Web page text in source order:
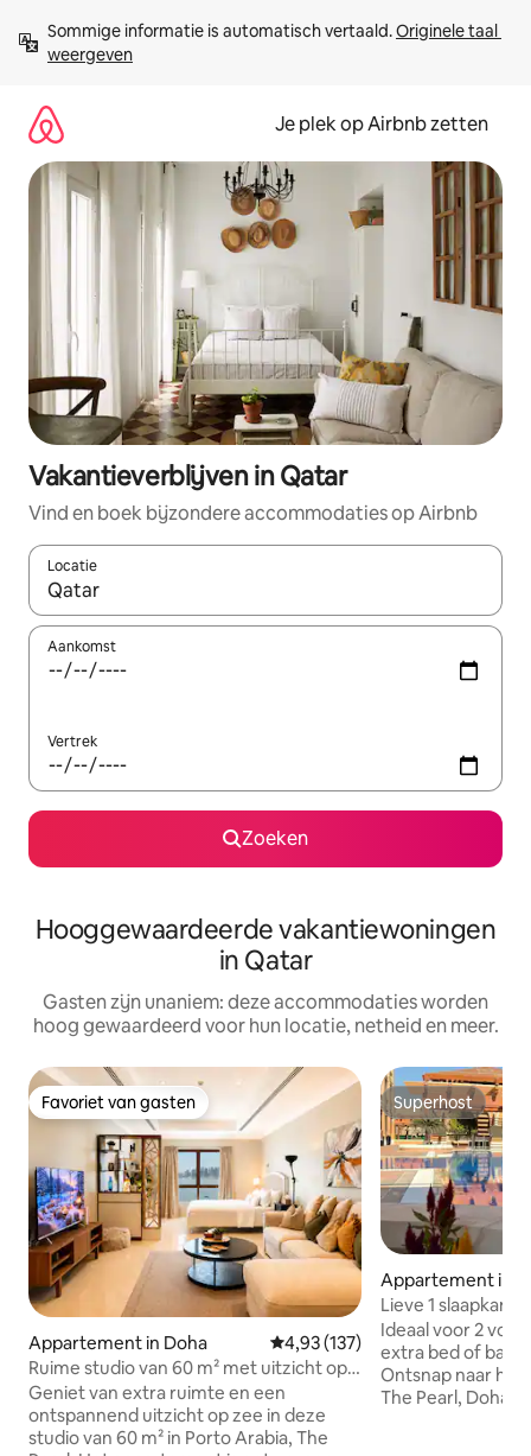
direct
naar
Sommige informatie is automatisch vertaald. Originele taal
weergeven
Je plek op Airbnb zetten
Vakantieverblijven in Qatar
Vind en boek bijzondere accommodaties op Airbnb
Locatie
Wanneer er resultaten beschikbaar zijn, maak je een keuze
Aankomst
Vertrek
Zoeken
Hooggewaardeerde vakantiewoningen
in Qatar
Gasten zijn unaniem: deze accommodaties worden
hoog gewaardeerd voor hun locatie, netheid en meer.
Favoriet van gasten
Favoriet van gasten
Appartement in Doha Gemiddelde beoordeling van
4,93 (137)
Ruime studio van 60 m² met uitzicht op
zee
Geniet van extra ruimte en een
ontspannend uitzicht op zee in deze
studio van 60 m² in Porto Arabia, The
Superhost
Superhost
Appartement in
Lieve 1
910
Ideaal voor 2
extra bed of
Ontsnap naar het
The Pearl, Doha,